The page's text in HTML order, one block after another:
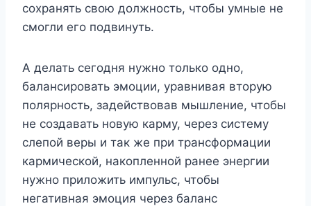
сохранять свою должность, чтобы умные не
смогли его подвинуть.
А делать сегодня нужно только одно,
балансировать эмоции, уравнивая вторую
полярность, задействовав мышление, чтобы
не создавать новую карму, через систему
слепой веры и так же при трансформации
кармической, накопленной ранее энергии
нужно приложить импульс, чтобы
негативная эмоция через баланс